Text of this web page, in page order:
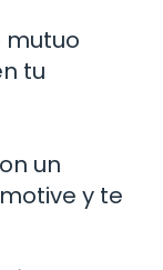
mutuo
tu
un
y te